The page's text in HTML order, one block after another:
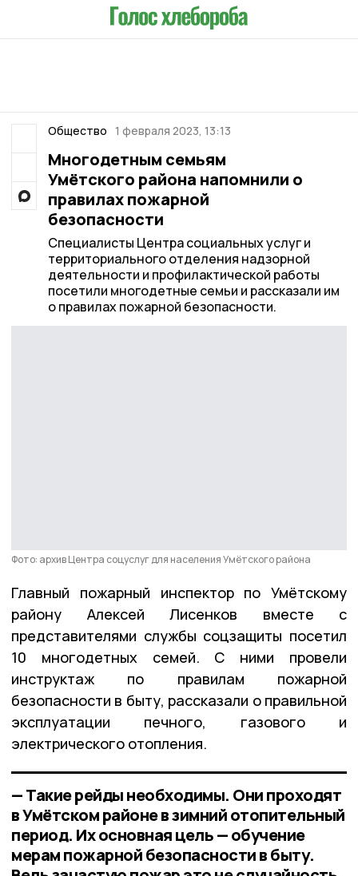
Общество 1 февраля 2023, 13:13
Многодетным семьям
Умётского района напомнили о
правилах пожарной
безопасности
Специалисты Центра социальных услуг и
территориального отделения надзорной
деятельности и профилактической работы
посетили многодетные семьи и рассказали им
о правилах пожарной безопасности.
Фото: архив Центра соцуслуг для населения Умётского района
Главный пожарный инспектор по Умётскому
району Алексей Лисенков вместе с
представителями службы соцзащиты посетил
10 многодетных семей. С ними провели
инструктаж по правилам пожарной
безопасности в быту, рассказали о правильной
эксплуатации печного, газового и
электрического отопления.
— Такие рейды необходимы. Они проходят
в Умётском районе в зимний отопительный
период. Их основная цель — обучение
мерам пожарной безопасности в быту.